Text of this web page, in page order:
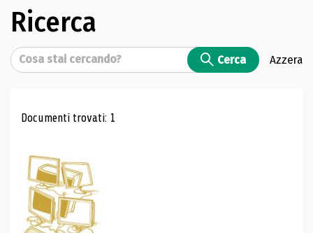
Ricerca
Cerca Cerca Azzera
Risultati di ricerca
Documenti trovati: 1